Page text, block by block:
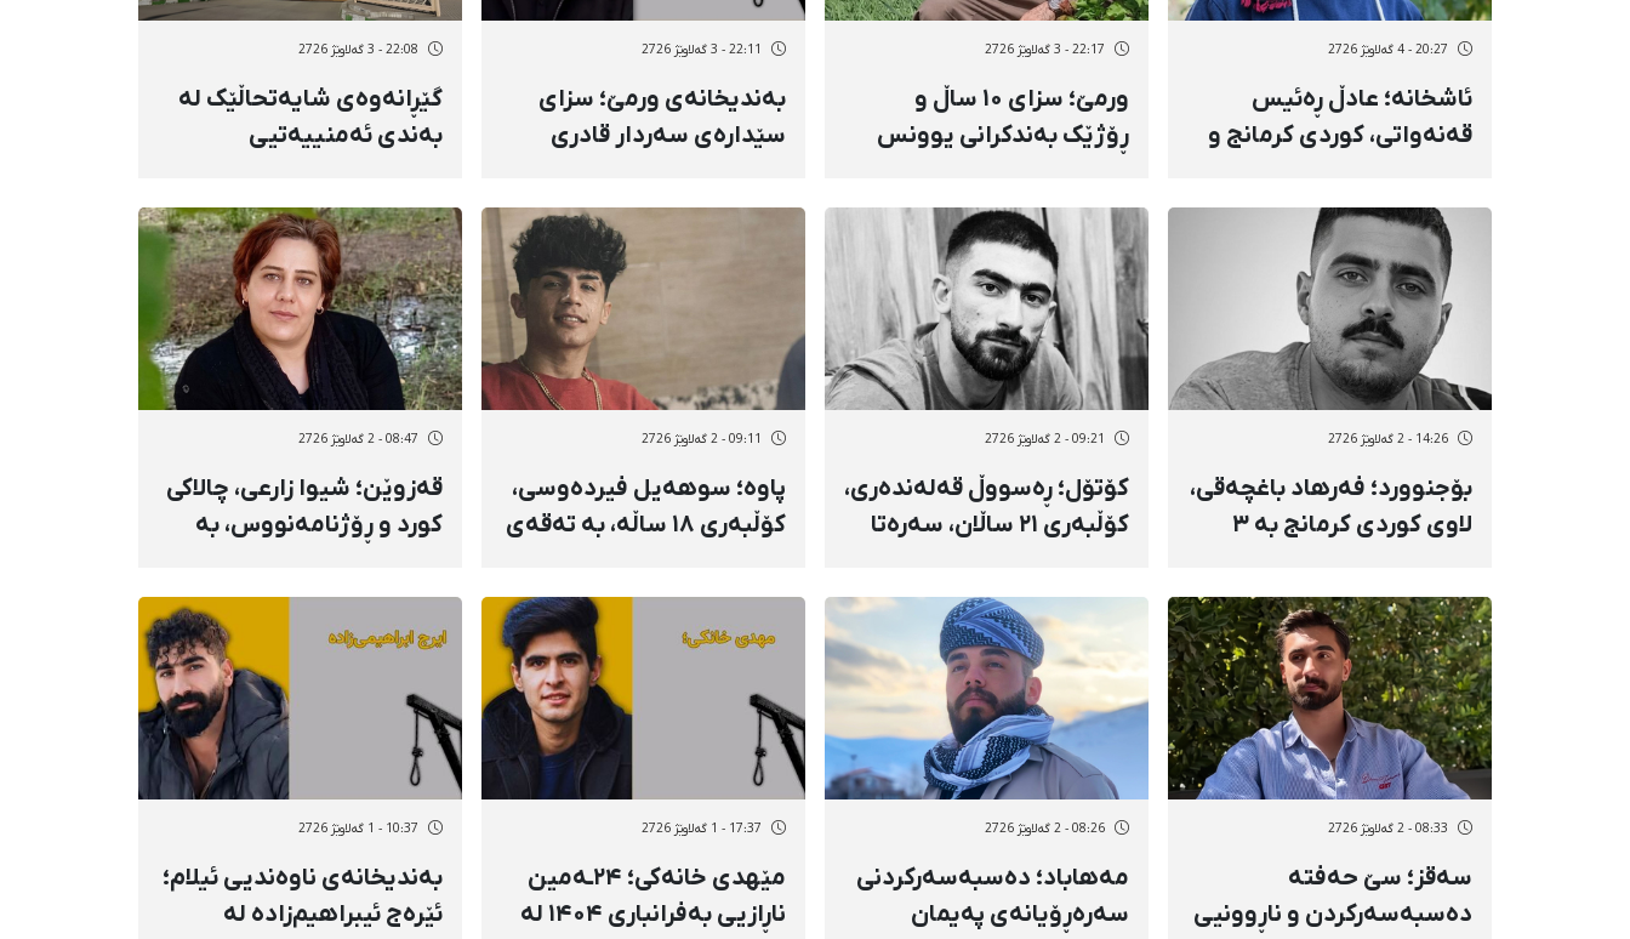
20:27 - 4 گەلاوێژ 2726
ئاشخانه؛ عادڵ ڕەئیس
قەنەواتی، کوردی کرمانج و
بەفرانباری ۱۴۰۴، لە
دۆسییەیەکی سزاییدا سزای
۹ مانگ زیندانیکردنی
بەسەردا سەپێندرا
22:17 - 3 گەلاوێژ 2726
ورمێ؛ سزای ۱۰ ساڵ و
ڕۆژێک بەندکرانی یوونس
باڵای وڵاتەوە وەک خۆی
پەسەند کرایەوە
22:11 - 3 گەلاوێژ 2726
بەندیخانەی ورمێ؛ سزای
سێدارەی سەردار قادری
22:08 - 3 گەلاوێژ 2726
گێڕانەوەی شایەتحاڵێک لە
بەندی ئەمنییەتیی
چارەنووسی سەدان
دەسبەسەرکراو تا
بێبەشکردن و قەدەغەکاریی
توند بە شێوەی گرتنگە
ئەمنییەکان
14:26 - 2 گەلاوێژ 2726
بۆجنوورد؛ فەرهاد باغچەقی،
لاوی کوردی کرمانج بە ۳
قامچی مەحکووم کرا
09:21 - 2 گەلاوێژ 2726
کۆتۆل؛ ڕەسووڵ قەلەندەری،
کۆڵبەری ۲۱ ساڵان، سەرەتا
خەلاس کوژرا
09:11 - 2 گەلاوێژ 2726
پاوه؛ سوهەیل فیردەوسی،
کۆڵبەری ۱۸ ساڵە، بە تەقەی
سپای پاسداران کوژرا
08:47 - 2 گەلاوێژ 2726
قەزوێن؛ شیوا زارعی، چالاکی
کورد و ڕۆژنامەنووس، بە
کۆماری ئیسلامی» سزای
دارایی بەسەردا سەپێندرا
08:33 - 2 گەلاوێژ 2726
سەقز؛ سێ حەفتە
دەسبەسەرکردن و ناڕوونیی
08:26 - 2 گەلاوێژ 2726
مەهاباد؛ دەسبەسەرکردنی
سەرەڕۆیانەی پەیمان
17:37 - 1 گەلاوێژ 2726
مێهدی خانەکی؛ ۲۴ـەمین
ناڕازیی بەفرانباری ۱۴۰۴ لە
10:37 - 1 گەلاوێژ 2726
بەندیخانەی ناوەندیی ئیلام؛
ئێرەج ئیبراهیم‌زادە لە